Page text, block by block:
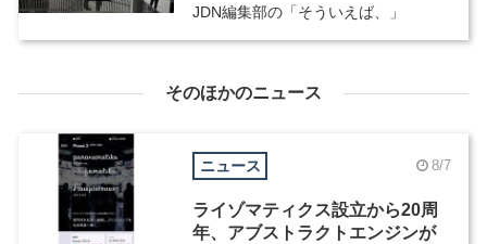
JDN編集部の「そういえば、」
そのほかのニュース
ニュース 8/7
ライゾマティクス設立から20周
年、アブストラクトエンジンが